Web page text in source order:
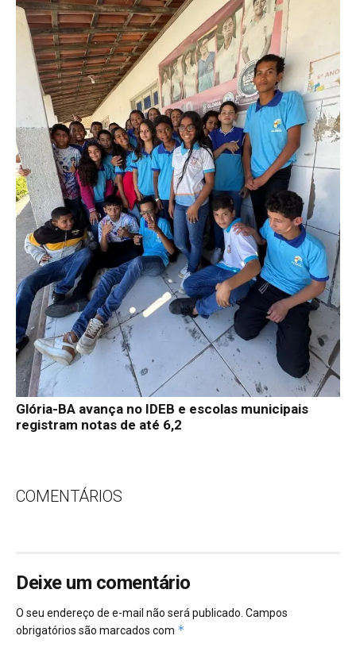
Glória-BA avança no IDEB e escolas municipais
registram notas de até 6,2
COMENTÁRIOS
Deixe um comentário
O seu endereço de e-mail não será publicado. Campos
obrigatórios são marcados com *